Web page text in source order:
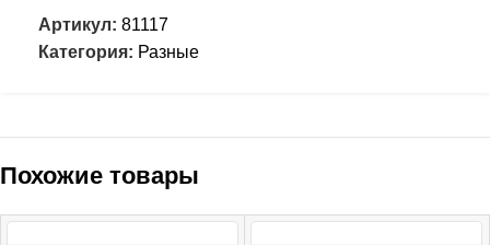
Артикул: 81117
Категория: Разные
Похожие товары